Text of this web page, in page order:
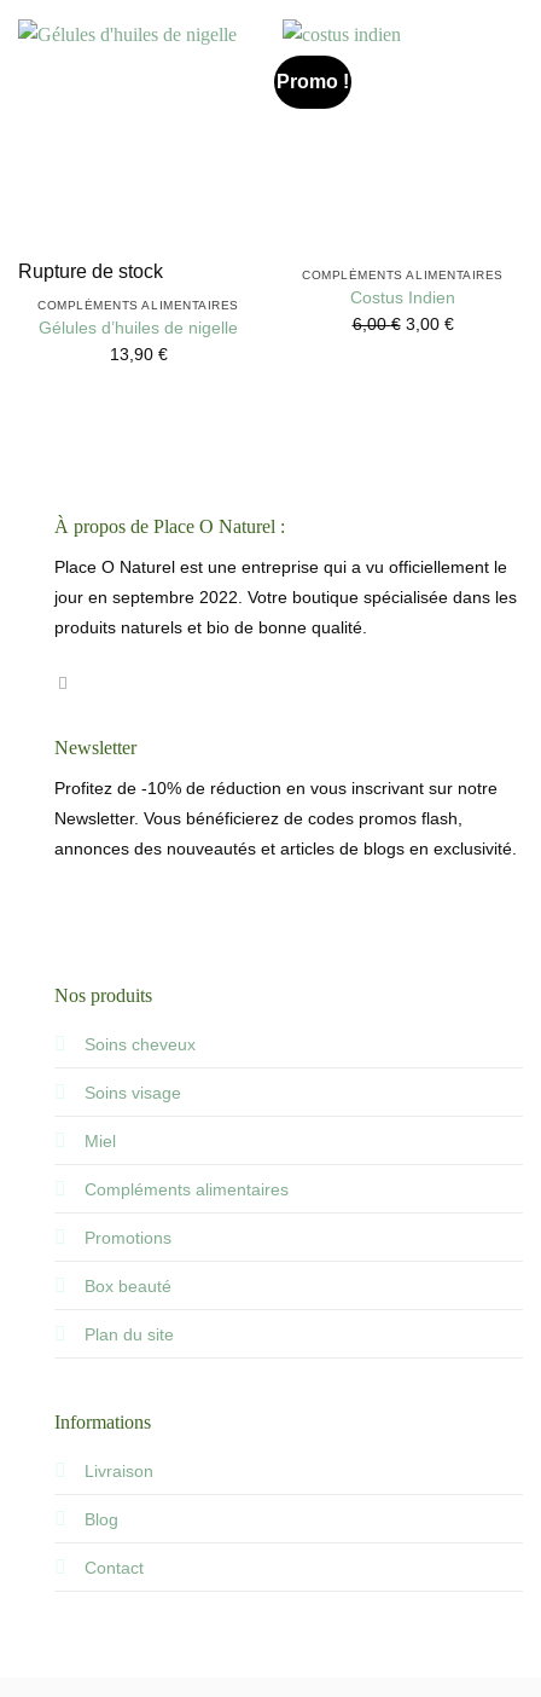
Rupture de stock
COMPLÉMENTS ALIMENTAIRES
Gélules d’huiles de nigelle
13,90 €
Promo !
COMPLÉMENTS ALIMENTAIRES
Costus Indien
6,00€ 3,00 €
À propos de Place O Naturel :
Place O Naturel est une entreprise qui a vu officiellement le
jour en septembre 2022. Votre boutique spécialisée dans les
produits naturels et bio de bonne qualité.
Nos produits
Soins cheveux
Soins visage
Miel
Compléments alimentaires
Promotions
Box beauté
Plan du site
Informations
Livraison
Blog
Contact
Newsletter
Profitez de -10% de réduction en vous inscrivant sur notre
Newsletter. Vous bénéficierez de codes promos flash,
annonces des nouveautés et articles de blogs en exclusivité.